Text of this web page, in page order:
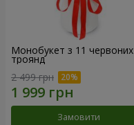
Монобукет з 11 червоних
троянд
2 499 грн
Замовити